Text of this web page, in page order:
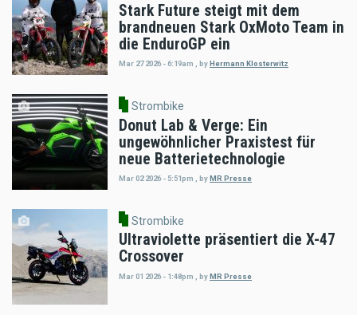
Stark Future steigt mit dem
brandneuen Stark OxMoto Team in
die EnduroGP ein
Mar 27 2026 - 6:19am byHermann Klosterwitz
Strombike
Donut Lab & Verge: Ein
ungewöhnlicher Praxistest für
neue Batterietechnologie
Mar 02 2026 - 5:51pm byMR Presse
Strombike
Ultraviolette präsentiert die X-47
Crossover
Mar 01 2026 - 1:48pm byMR Presse